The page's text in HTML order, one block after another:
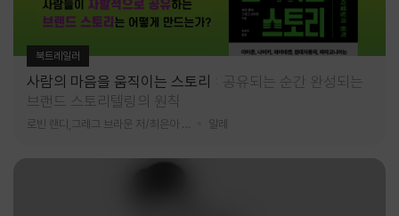
북트레일러
사람의 마음을 움직이는 스토리
공유되는 순간 완성되는
브랜드 스토리텔링의 원칙
알레